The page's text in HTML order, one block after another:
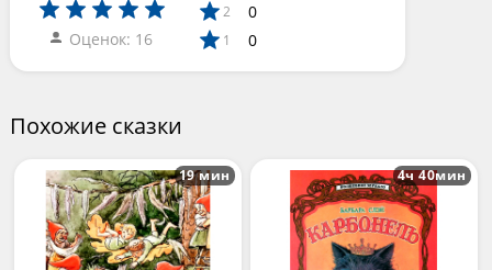
Оценок: 16
2 0
1 0
Похожие сказки
19 мин 4ч 40мин